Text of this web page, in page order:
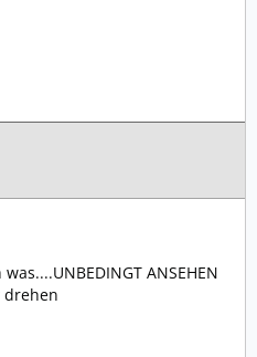
ANSEHEN
drehen